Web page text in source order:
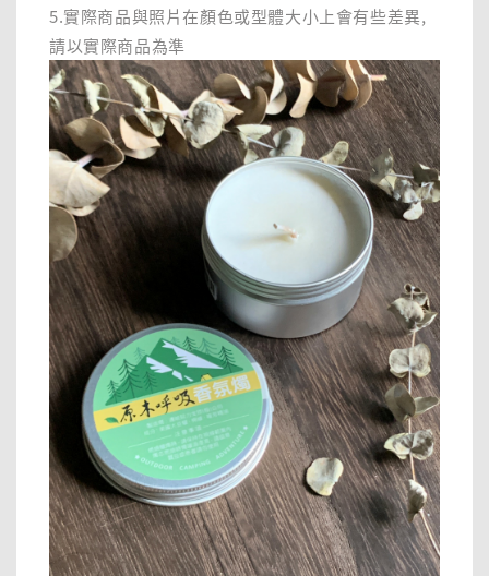
5.實際商品與照片在顏色或型體大小上會有些差異,
請以實際商品為準